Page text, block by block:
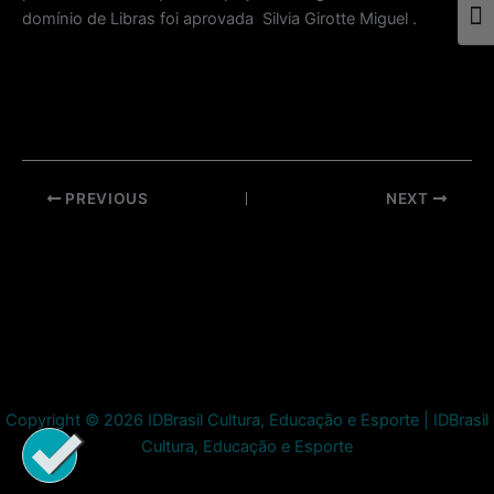
domínio de Libras foi aprovada Silvia Girotte Miguel .
Post
PREVIOUS NEXT
Copyright © 2026 IDBrasil Cultura, Educação e Esporte | IDBrasil
Cultura, Educação e Esporte